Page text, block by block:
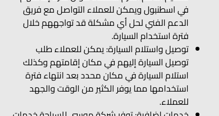
في اسطنبول ويمكن للعملاء التواصل مع فريق
الدعم الفني لحل أي مشكلة قد تواجههم خلال
فترة استخدام السيارة.
توصيل واستلام السيارة: يمكن للعملاء طلب
توصيل السيارة إليهم في مكان إقامتهم وكذلك
استلام السيارة في مكان محدد بعد انتهاء فترة
استخدامها مما يوفر الكثير من الوقت والجهد
للعملاء.